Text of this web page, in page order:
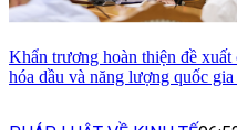
Khẩn trương hoàn thiện đề
hóa dầu và năng lượng quốc